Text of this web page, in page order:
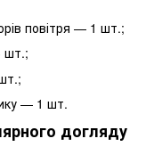
повітря — 1 шт.;
шт.;
— 1 шт.
догляду